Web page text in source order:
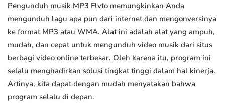
Pengunduh musik MP3 Flvto memungkinkan Anda
mengunduh lagu apa pun dari internet dan mengonversinya
ke format MP3 atau WMA. Alat ini adalah alat yang ampuh,
mudah, dan cepat untuk mengunduh video musik dari situs
berbagi video online terbesar. Oleh karena itu, program ini
selalu menghadirkan solusi tingkat tinggi dalam hal kinerja.
Artinya, kita dapat dengan mudah menyatakan bahwa
program selalu di depan.